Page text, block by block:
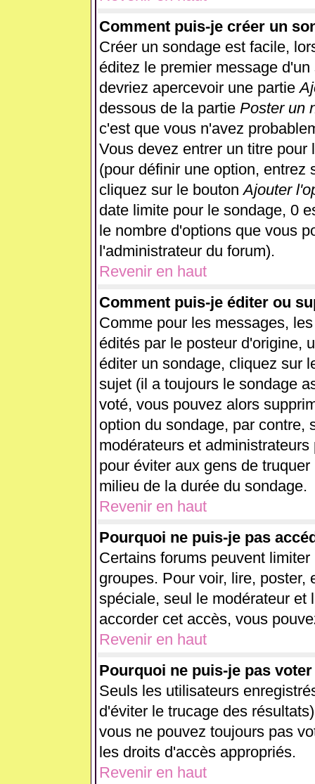
Comment puis-je créer un
Créer un sondage est facile,
éditez le premier message
devriez apercevoir une partie
dessous de la partie Poster un
c'est que vous n'avez
Vous devez entrer un titre
(pour définir une option, entrez
cliquez sur le boutonAjouter
date limite pour le sondage, 0
le nombre d'options que vous
l'administrateur du forum).
Revenir en haut
Comment puis-je éditer ou
Comme pour les messages,
édités par le posteur d'origine,
éditer un sondage, cliquez sur
sujet (il a toujours le sondage
voté, vous pouvez alors
option du sondage, par contre,
modérateurs et
pour éviter aux gens de
milieu de la durée du sondage.
Revenir en haut
Pourquoi ne puis-je pas
Certains forums peuvent
groupes. Pour voir, lire,
spéciale, seul le modérateur et
accorder cet accès, vous
Revenir en haut
Pourquoi ne puis-je pas
Seuls les utilisateurs
d'éviter le trucage des
vous ne pouvez toujours pas
les droits d'accès appropriés.
Revenir en haut